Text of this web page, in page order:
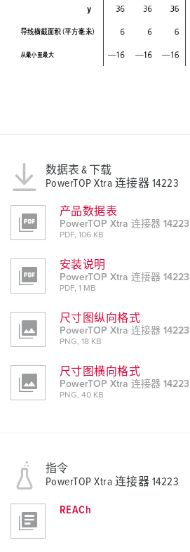
数据表 & 下载
PowerTOP Xtra 连接器 14223
产品数据表
PowerTOP Xtra 连接器 14223
PDF, 106 KB
安装说明
PowerTOP Xtra 连接器 14223
PDF, 1 MB
尺寸图纵向格式
PowerTOP Xtra 连接器 14223
PNG, 18 KB
尺寸图横向格式
PowerTOP Xtra 连接器 14223
PNG, 40 KB
指令
PowerTOP Xtra 连接器 14223
REACh